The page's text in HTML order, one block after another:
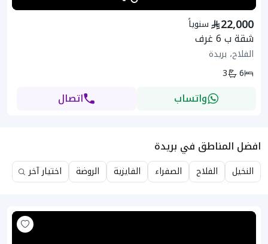
سنوياً 22,000
شقة ب 6 غرف
الفلاح، بريدة
6
3
واتساب اتصال
افضل المناطق في بريدة
النخيل الفلاح الصفراء الفايزية الروضة اختيار آخر